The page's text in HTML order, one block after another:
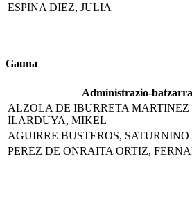
ESPINA DIEZ, JULIA
Gauna
Administrazio-batzarra
ALZOLA DE IBURRETA MARTINEZ
ILARDUYA, MIKEL
AGUIRRE BUSTEROS, SATURNINO
PEREZ DE ONRAITA ORTIZ,